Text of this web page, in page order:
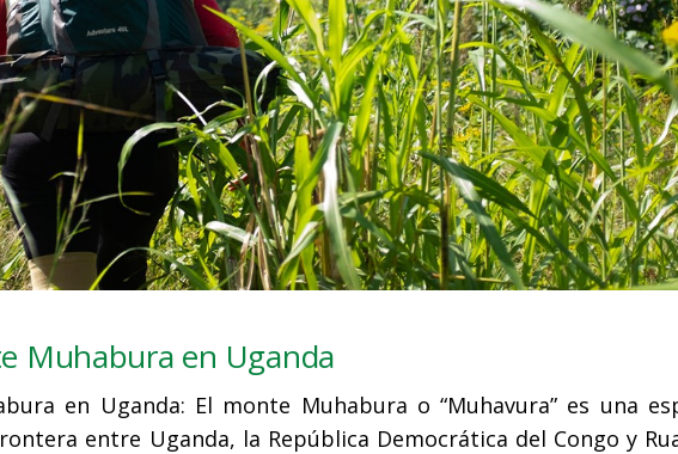
Muhabura en Uganda
en Uganda: El monte Muhabura o “Muhavura” es una
entre Uganda, la República Democrática del Congo y